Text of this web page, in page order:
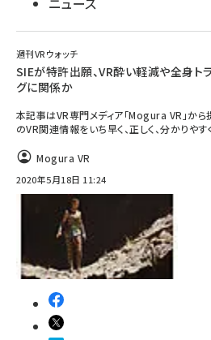
週刊VRウォッチ
SIEが特許出願、VR酔い軽減や全身ト
グに関係か
本記事はVR専門メディア「Mogura VR」か
のVR関連情報をいち早く、正しく、分かりやす
Mogura VR
2020年5月18日 11:24